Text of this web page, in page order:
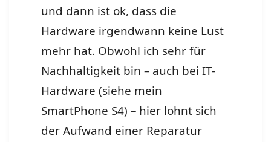
und dann ist ok, dass die
Hardware irgendwann keine Lust
mehr hat. Obwohl ich sehr für
Nachhaltigkeit bin – auch bei IT-
Hardware (siehe mein
SmartPhone S4) – hier lohnt sich
der Aufwand einer Reparatur